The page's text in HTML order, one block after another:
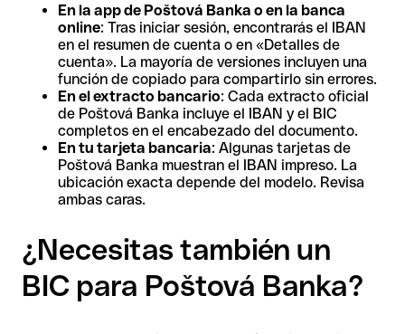
En la app de Poštová Banka o en la banca
online: Tras iniciar sesión, encontrarás el IBAN
en el resumen de cuenta o en «Detalles de
cuenta». La mayoría de versiones incluyen una
función de copiado para compartirlo sin errores.
En el extracto bancario: Cada extracto oficial
de Poštová Banka incluye el IBAN y el BIC
completos en el encabezado del documento.
En tu tarjeta bancaria: Algunas tarjetas de
Poštová Banka muestran el IBAN impreso. La
ubicación exacta depende del modelo. Revisa
ambas caras.
¿Necesitas también un
BIC para Poštová Banka?